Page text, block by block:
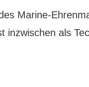
Marine-
als